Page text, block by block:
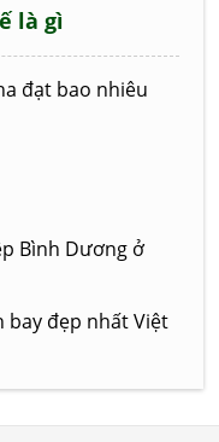
là gì
đạt bao nhiêu
Bình Dương ở
bay đẹp nhất Việt